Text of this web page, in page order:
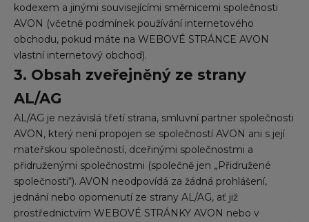
kodexem a jinými souvisejícími směrnicemi společnosti
AVON (včetně podmínek používání internetového
obchodu, pokud máte na WEBOVÉ STRÁNCE AVON
vlastní internetový obchod).
3. Obsah zveřejněný ze strany
AL/AG
AL/AG je nezávislá třetí strana, smluvní partner společnosti
AVON, který není propojen se společností AVON ani s její
mateřskou společností, dceřinými společnostmi a
přidruženými společnostmi (společně jen „Přidružené
společnosti“). AVON neodpovídá za žádná prohlášení,
jednání nebo opomenutí ze strany AL/AG, ať již
prostřednictvím WEBOVÉ STRÁNKY AVON nebo v